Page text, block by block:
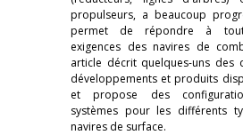
propulseurs, a beaucoup
permet de répondre à
exigences des navires de
article décrit quelques-uns des
développements et produits
et propose des
systèmes pour les différents
navires de surface.